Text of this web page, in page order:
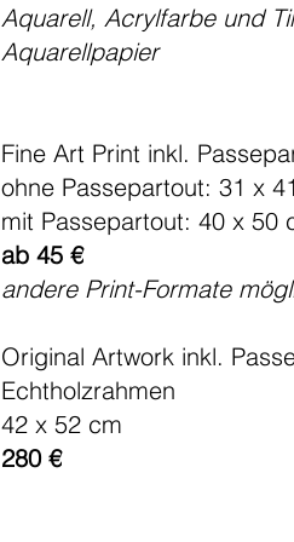
Aquarell, Acrylfarbe und
Aquarellpapier
Fine Art Print inkl.
ohne Passepartout: 31 x
mit Passepartout: 40 x 50
ab 45 €
andere Print-Formate
Original Artwork inkl.
Echtholzrahmen
42 x 52 cm
280 €